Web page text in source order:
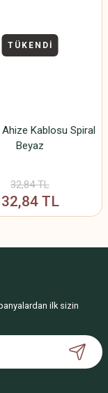
TÜKENDİ
Kablosu Spiral
Beyaz
32,84 TL
32,84 TL
ilk sizin